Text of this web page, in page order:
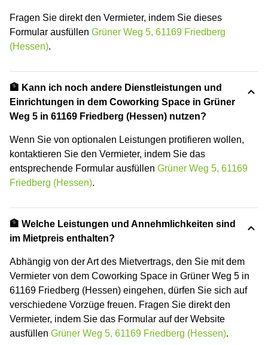
Fragen Sie direkt den Vermieter, indem Sie dieses
Formular ausfüllen Grüner Weg 5, 61169 Friedberg
(Hessen).
🏦 Kann ich noch andere Dienstleistungen und
Einrichtungen in dem Coworking Space in Grüner
Weg 5 in 61169 Friedberg (Hessen) nutzen?
Wenn Sie von optionalen Leistungen protifieren wollen,
kontaktieren Sie den Vermieter, indem Sie das
entsprechende Formular ausfüllen Grüner Weg 5, 61169
Friedberg (Hessen).
🏦 Welche Leistungen und Annehmlichkeiten sind
im Mietpreis enthalten?
Abhängig von der Art des Mietvertrags, den Sie mit dem
Vermieter von dem Coworking Space in Grüner Weg 5 in
61169 Friedberg (Hessen) eingehen, dürfen Sie sich auf
verschiedene Vorzüge freuen. Fragen Sie direkt den
Vermieter, indem Sie das Formular auf der Website
ausfüllen Grüner Weg 5, 61169 Friedberg (Hessen).